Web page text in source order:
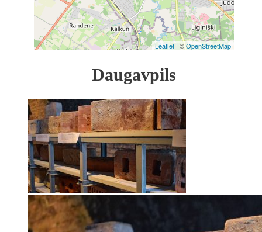
Leaflet| ©OpenStreetMap
Daugavpils